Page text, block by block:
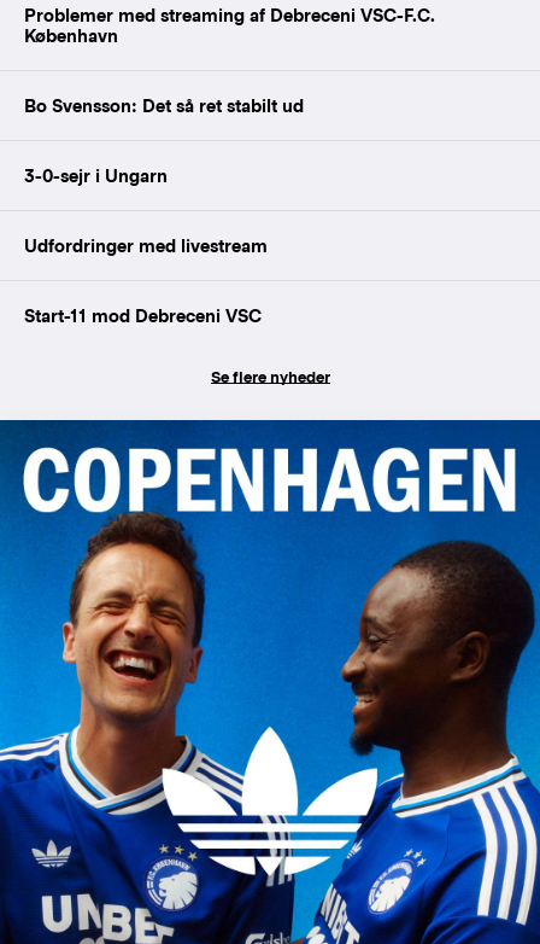
Problemer med streaming af Debreceni VSC-F.C.
København
Bo Svensson: Det så ret stabilt ud
3-0-sejr i Ungarn
Udfordringer med livestream
Start-11 mod Debreceni VSC
Se flere nyheder